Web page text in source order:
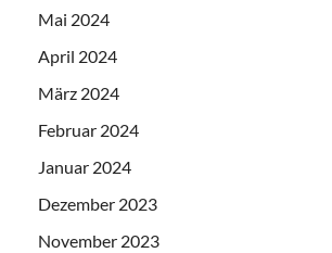
Mai 2024
April 2024
März 2024
Februar 2024
Januar 2024
Dezember 2023
November 2023